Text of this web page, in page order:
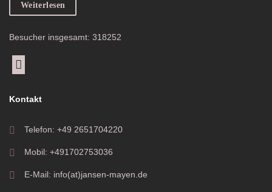
Weiterlesen
Besucher insgesamt: 318252
Kontakt
Telefon: +49 2651704220
Mobil: +491702753036
E-Mail: info(at)jansen-mayen.de